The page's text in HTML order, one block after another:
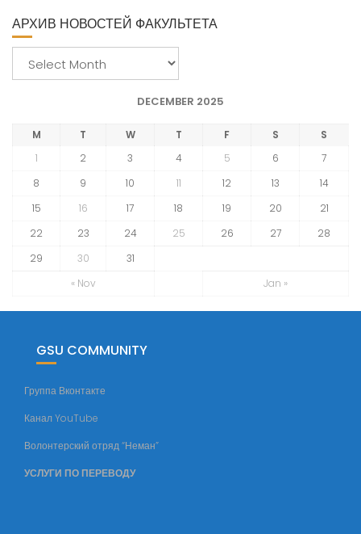
АРХИВ НОВОСТЕЙ ФАКУЛЬТЕТА
ф
DECEMBER 2025
M T W T F S S
« Nov Jan »
1 2 3 4 5 6
7
8
9 10 11 12 13
14
15
16 17 18 19 20
21
22
23 24 25 26 27
28
29
30 31
GSU COMMUNITY
Группа Вконтакте
Канал YouTube
Волонтерский отряд “Неман”
УСЛУГИ ПО ПЕРЕВОДУ